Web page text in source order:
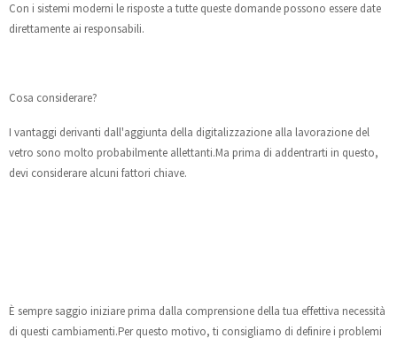
Con i sistemi moderni le risposte a tutte queste domande possono essere date
direttamente ai responsabili.
Cosa considerare?
I vantaggi derivanti dall'aggiunta della digitalizzazione alla lavorazione del
vetro sono molto probabilmente allettanti.Ma prima di addentrarti in questo,
devi considerare alcuni fattori chiave.
È sempre saggio iniziare prima dalla comprensione della tua effettiva necessità
di questi cambiamenti.Per questo motivo, ti consigliamo di definire i problemi